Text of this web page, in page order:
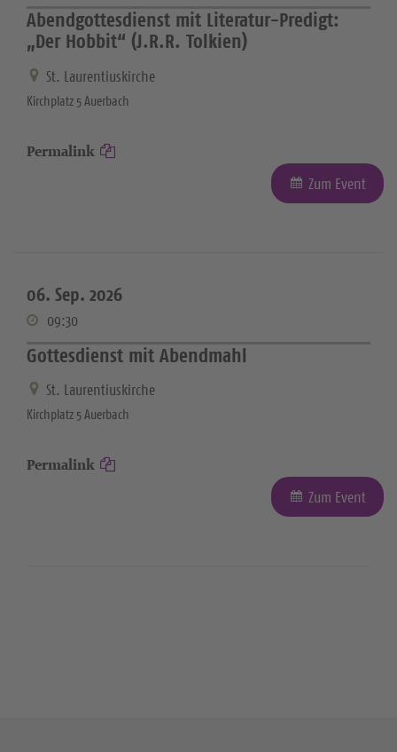
Abendgottesdienst mit Literatur-Predigt:
„Der Hobbit“ (J.R.R. Tolkien)
St. Laurentiuskirche
Kirchplatz 5 Auerbach
Permalink
Zum Event
06. Sep. 2026
09:30
Gottesdienst mit Abendmahl
St. Laurentiuskirche
Kirchplatz 5 Auerbach
Permalink
Zum Event